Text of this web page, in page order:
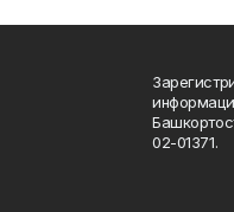
02-01371.